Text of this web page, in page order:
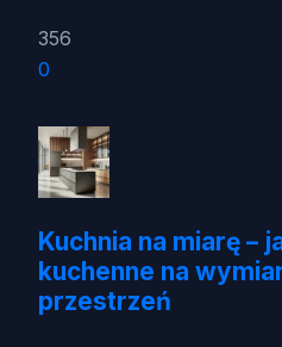
356
0
Kuchnia na miarę –
kuchenne na
przestrzeń